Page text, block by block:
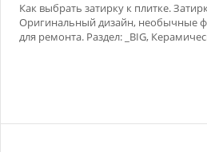
Как выбрать затирку к плитке.
Оригинальный дизайн, необычные
для ремонта. Раздел: _BIG,